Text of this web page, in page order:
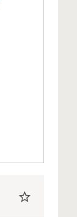
star_border